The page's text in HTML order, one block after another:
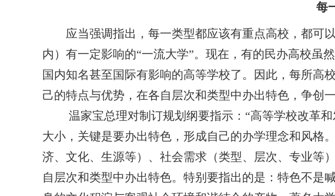
每
应当强调指出，每一类型都应该有重点高校，都可
内）有一定影响的“一流大学”。现在，有的民办高校虽
国内知名甚至国际有影响的高等学校了。因此，每所高
己的特点与优势，在各自层次和类型中办出特色，争创
温家宝总理对制订规划纲要指示：“高等学校改革和
大小，关键是要办出特色，形成自己的办学理念和风格
济、文化、生源等）、社会需求（类型、层次、专业等
自层次和类型中办出特色。特别要指出的是：特色不是